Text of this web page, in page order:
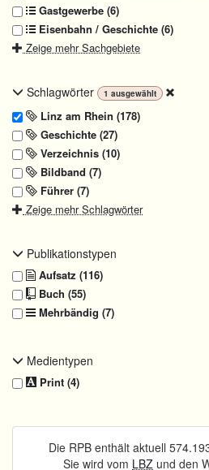
Gastgewerbe (6)
Eisenbahn / Geschichte (6)
Zeige mehr Sachgebiete
Schlagwörter 1 ausgewählt
Linz am Rhein (178)
Geschichte (27)
Verzeichnis (10)
Bildband (7)
Führer (7)
Zeige mehr Schlagwörter
Publikationstypen
Aufsatz (116)
Buch (55)
Mehrbändig (7)
Medientypen
Print (4)
Die RPB enthält aktuell
Sie wird vom LBZ und den